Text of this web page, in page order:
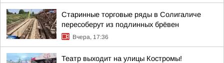
Старинные торговые ряды в Солигаличе
пересоберут из подлинных брёвен
Вчера, 17:36
Театр выходит на улицы Костромы!